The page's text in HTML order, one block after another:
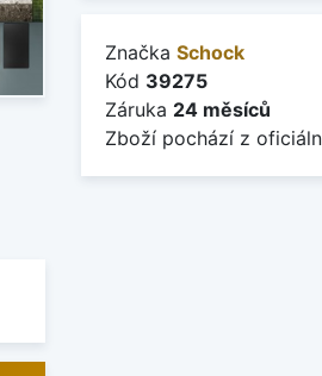
Značka Schock
Kód 39275
Záruka 24 měsíců
Zboží pochází z